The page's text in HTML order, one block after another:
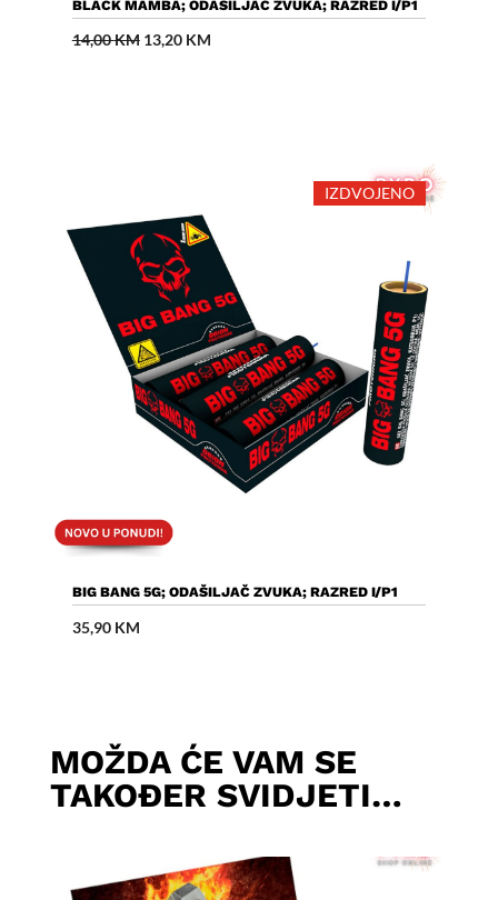
Dodaj U Košaricu
BLACK MAMBA; ODAŠILJAČ ZVUKA; RAZRED I/P1
14,00KM Izvorna
13,20 KMTrenutna
IZDVOJENO
Dodaj U Košaricu
BIG BANG 5G; ODAŠILJAČ ZVUKA; RAZRED I/P1
35,90 KM
MOŽDA ĆE VAM SE
TAKOĐER SVIDJETI…